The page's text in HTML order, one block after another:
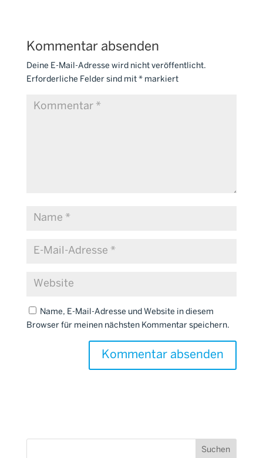
Kommentar absenden
Deine E-Mail-Adresse wird nicht veröffentlicht.
Erforderliche Felder sind mit *markiert
Name, E-Mail-Adresse und Website in diesem
Browser für meinen nächsten Kommentar speichern.